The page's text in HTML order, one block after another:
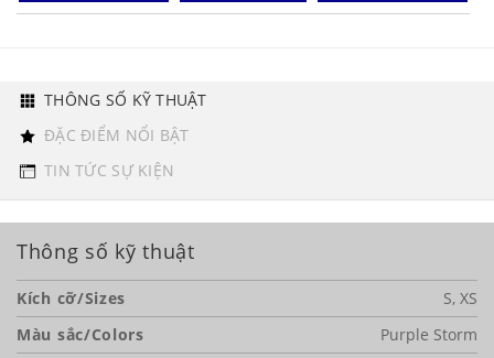
THÔNG SỐ KỸ THUẬT
ĐẶC ĐIỂM NỔI BẬT
TIN TỨC SỰ KIỆN
Thông số kỹ thuật
Kích cỡ/Sizes
S, XS
Màu sắc/Colors
Purple Storm